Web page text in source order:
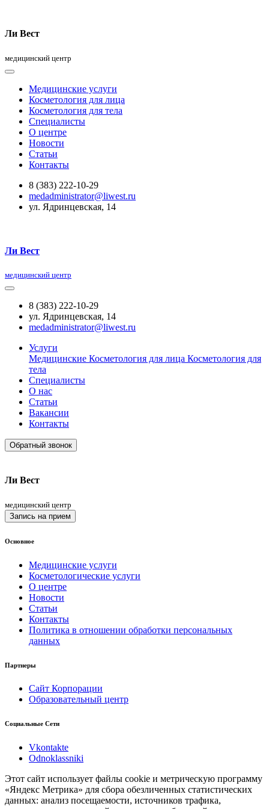
Ли Вест
медицинский центр
Медицинские услуги
Косметология для лица
Косметология для тела
Специалисты
О центре
Новости
Статьи
Контакты
8 (383) 222-10-29
medadministrator@liwest.ru
ул. Ядринцевская, 14
Ли Вест
медицинский центр
8 (383) 222-10-29
ул. Ядринцевская, 14
medadministrator@liwest.ru
Услуги
Медицинские Косметология для лица Косметология для
тела
Специалисты
О нас
Статьи
Вакансии
Контакты
Обратный звонок
Ли Вест
медицинский центр
Запись на прием
Основное
Медицинские услуги
Косметологические услуги
О центре
Новости
Статьи
Контакты
Политика в отношении обработки персональных
данных
Партнеры
Сайт Корпорации
Образовательный центр
Социальные Сети
Vkontakte
Odnoklassniki
Этот сайт использует файлы cookie и метрическую программу
«Яндекс Метрика» для сбора обезличенных статистических
данных: анализ посещаемости, источников трафика,